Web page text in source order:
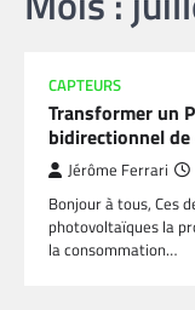
CAPTEURS
Transformer un
bidirectionnel
Jérôme Ferrari
Bonjour à tous, Ces
photovoltaïques la
la consommation…